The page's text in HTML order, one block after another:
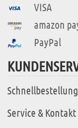
VISA
amazon
PayPal
Schnellbestellung
Service & Kontakt